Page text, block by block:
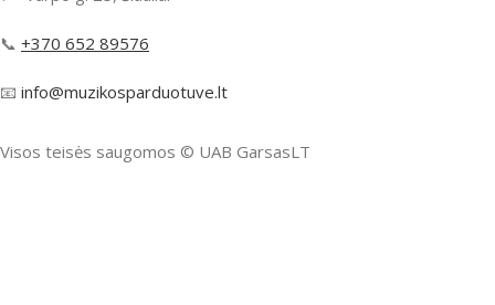
📞 +370 652 89576
📧 info@muzikosparduotuve.lt
Visos teisės saugomos ©️ UAB GarsasLT